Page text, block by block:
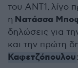
του ΑΝΤ1, λίγο
η Νατάσσα
δηλώσεις για
και την πρώτη
Καφετζόπουλου: